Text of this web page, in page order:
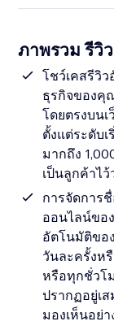
ภาพรวม รีวิ
โชว์เคสรีวิ
ธุรกิจของคุ
โดยตรงบน
ตั้งแต่ระดับ
มากถึง
เป็นลูกค้าไ
การจัดการชื่
ออนไลน์ขอ
อัตโนมัติของ
วันละครั้งห
หรือทุกชั่วโ
ปรากฏอยู่เ
มองเห็นอย่